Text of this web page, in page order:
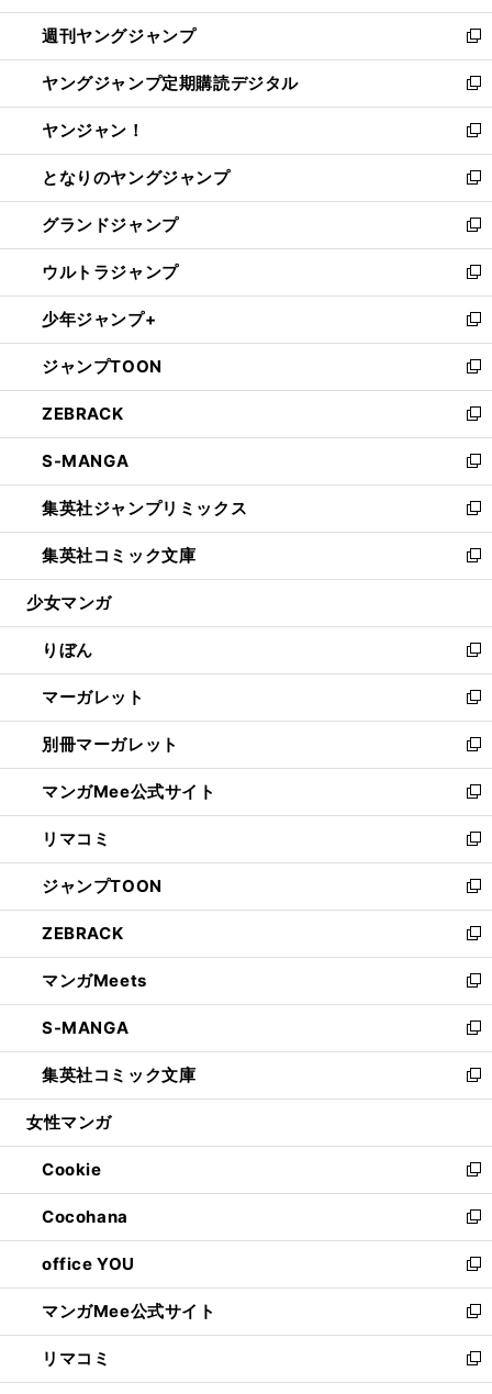
開
く
ウ
で
開
く
ン
ド
ウ
で
開
く
ウ
ィ
ン
ド
ウ
で
開
く
週刊ヤングジャンプ
新
し
い
ウ
ィ
ン
ド
ウ
で
開
く
ヤングジャンプ定期購読デジタル
新
し
い
ウ
ィ
ン
ド
ウ
で
開
く
ヤンジャン！
新
し
い
ウ
ィ
ン
ド
ウ
で
開
く
となりのヤングジャンプ
新
し
い
ウ
ィ
ン
ド
ウ
で
開
く
グランドジャンプ
新
し
い
ウ
ィ
ン
ド
ウ
で
開
く
ウルトラジャンプ
新
し
い
ウ
ィ
ン
ド
ウ
で
開
く
少年ジャンプ+
新
し
い
ウ
ィ
ン
ド
ウ
で
開
く
ジャンプTOON
新
し
い
ウ
ィ
ン
ド
ウ
で
開
ZEBRACK
新
し
い
ウ
ィ
ン
ド
ウ
開
く
S-MANGA
新
し
い
ウ
ィ
ン
ウ
で
開
く
集英社ジャンプリミックス
新
し
い
ウ
ン
ド
ウ
で
開
く
集英社コミック文庫
新
し
ウ
ィ
ン
ド
ウ
で
開
く
少女マンガ
りぼん
新
し
い
ウ
ィ
ン
ド
ウ
で
開
く
マーガレット
新
し
い
ウ
ィ
ン
ド
ウ
で
開
く
別冊マーガレット
新
し
い
ウ
ィ
ン
ド
ウ
で
開
く
マンガMee公式サイト
新
し
い
ウ
ィ
ン
ド
ウ
で
開
く
リマコミ
新
し
い
ウ
ィ
ン
ド
ウ
で
開
く
ジャンプTOON
新
し
い
ウ
ィ
ン
ド
ウ
で
開
ZEBRACK
新
し
い
ウ
ィ
ン
ド
ウ
開
く
マンガMeets
新
し
い
ウ
ィ
ン
ウ
で
開
く
S-MANGA
新
し
い
ウ
ン
ド
ウ
で
開
く
集英社コミック文庫
新
し
ウ
ィ
ン
ド
ウ
で
開
く
女性マンガ
Cookie
新
し
い
ウ
ィ
ン
ド
ウ
で
開
Cocohana
新
し
い
ウ
ィ
ン
ド
ウ
office YOU
新
し
い
ウ
ィ
ン
マンガMee公式サイト
新
し
い
ウ
リマコミ
新
し